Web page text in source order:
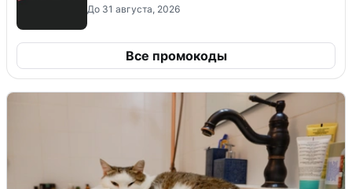
До 31 августа, 2026
Все промокоды